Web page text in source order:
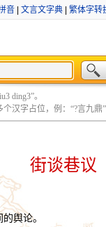
音 文言文字典 繁体字转
ding3”。
汉字占位，例：“?言九鼎”
街谈巷议
舆论。